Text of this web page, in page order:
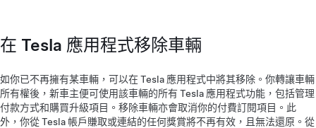
在 Tesla 應用程式移除車輛
如你已不再擁有某車輛，可以在 Tesla 應用程式中將其移除。你轉讓車輛
所有權後，新車主便可使用該車輛的所有 Tesla 應用程式功能，包括管理
付款方式和購買升級項目。移除車輛亦會取消你的付費訂閱項目。此
外，你從 Tesla 帳戶賺取或連結的任何獎賞將不再有效，且無法還原。從